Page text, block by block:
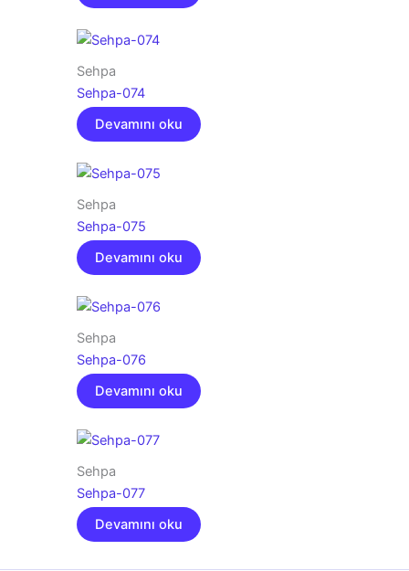
Sehpa
Sehpa-074
Devamını oku
Sehpa
Sehpa-075
Devamını oku
Sehpa
Sehpa-076
Devamını oku
Sehpa
Sehpa-077
Devamını oku